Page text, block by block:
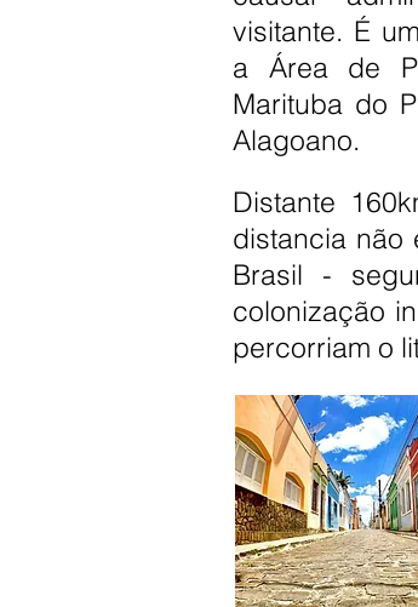
visitante. É
a Área de
Marituba do
Alagoano.
Distante
distancia não
Brasil -
colonização
percorriam o